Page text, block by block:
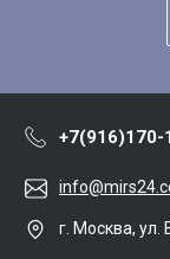
+7(916)170-
г. Москва, ул.